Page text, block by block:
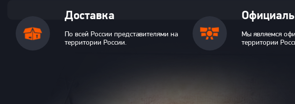
Доставка
По всей России представителями на
территории России.
Мы являемся
территории